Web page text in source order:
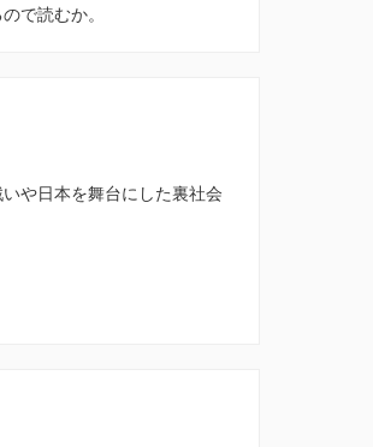
で読むか。
や日本を舞台にした裏社会